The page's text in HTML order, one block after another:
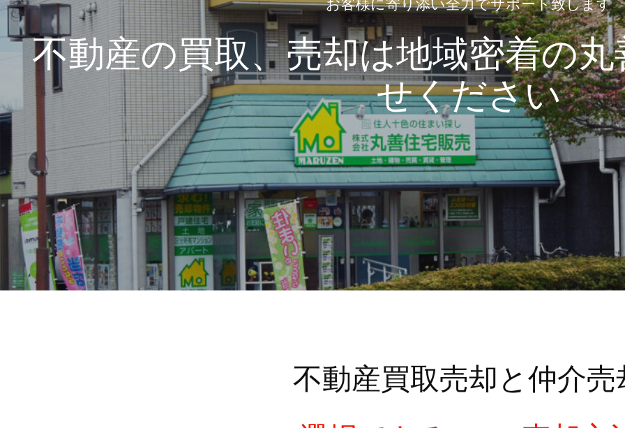
お客様に寄り添い全力でサポート致します
不動産の買取、売却は地域密着の
せください
不動産買取売却と仲介売